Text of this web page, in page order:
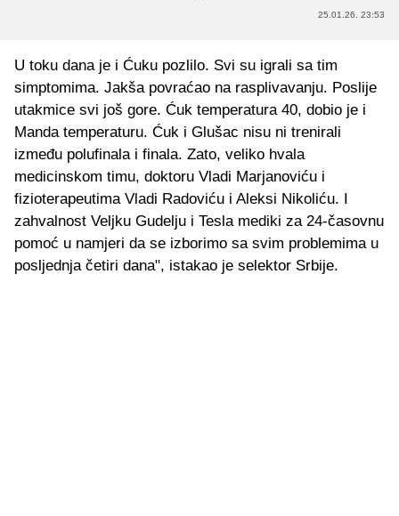
25.01.26. 23:53
U toku dana je i Ćuku pozlilo. Svi su igrali sa tim
simptomima. Jakša povraćao na rasplivavanju. Poslije
utakmice svi još gore. Ćuk temperatura 40, dobio je i
Manda temperaturu. Ćuk i Glušac nisu ni trenirali
između polufinala i finala. Zato, veliko hvala
medicinskom timu, doktoru Vladi Marjanoviću i
fizioterapeutima Vladi Radoviću i Aleksi Nikoliću. I
zahvalnost Veljku Gudelju i Tesla mediki za 24-časovnu
pomoć u namjeri da se izborimo sa svim problemima u
posljednja četiri dana", istakao je selektor Srbije.